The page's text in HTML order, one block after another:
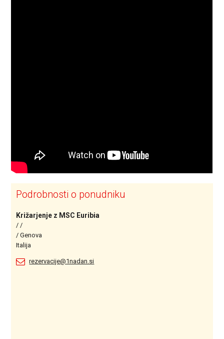
Podrobnosti o ponudniku
Križarjenje z MSC Euribia
/ /
/ Genova
Italija
rezervacije@1nadan.si